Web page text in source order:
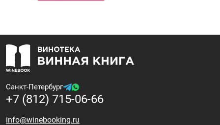
Санкт-Петербург
+7 (812) 715-06-66
info@winebooking.ru